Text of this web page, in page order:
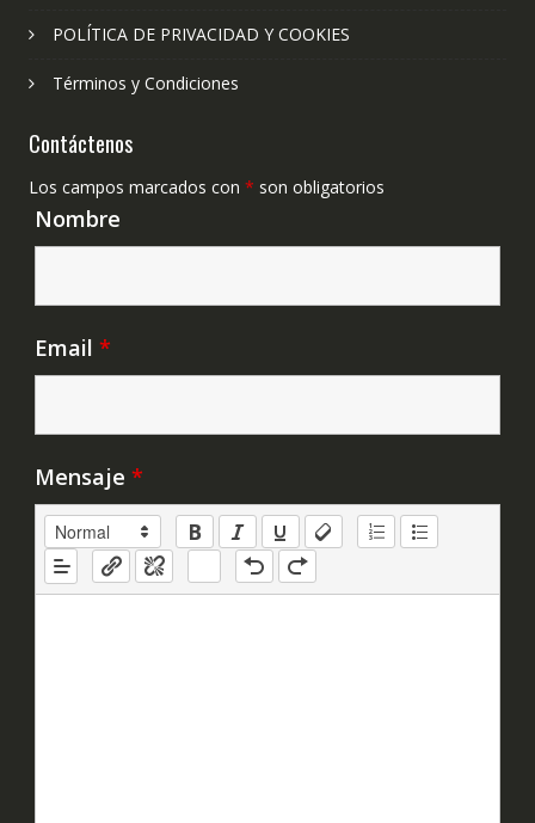
POLÍTICA DE PRIVACIDAD Y COOKIES
Términos y Condiciones
Contáctenos
Los campos marcados con * son obligatorios
Nombre
Email *
Mensaje *